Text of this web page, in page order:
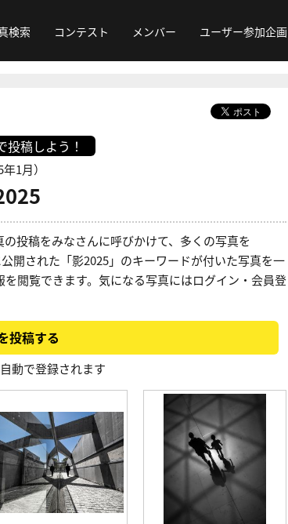
検索 コンテスト メンバー ユーザー参加企画
投稿しよう！
1月）
投稿をみなさんに呼びかけて、多くの写真を
開された「影2025」のキーワードが付いた写真を一
閲覧できます。気になる写真にはログイン・会員登
投稿する
動で登録されます